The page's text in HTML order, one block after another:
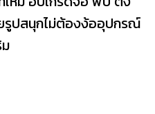
รูปสนุกไม่ต้องง้ออุปกรณ์